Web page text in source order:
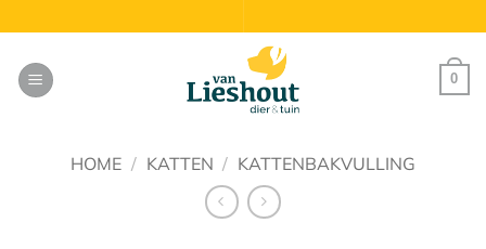
naar
inhoud
0
HOME / KATTEN / KATTENBAKVULLING